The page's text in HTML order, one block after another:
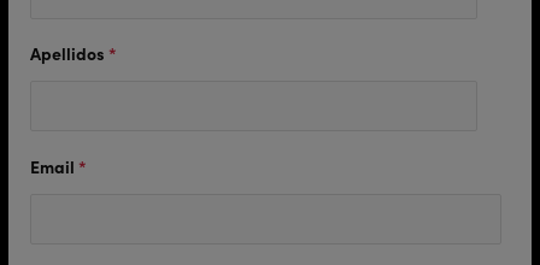
Apellidos *
Email *